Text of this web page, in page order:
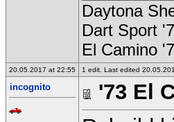
Daytona
Dart Sport
El Camino
20.05.2017 at 22:55 1 edit. Last edited
incognito
'73 El